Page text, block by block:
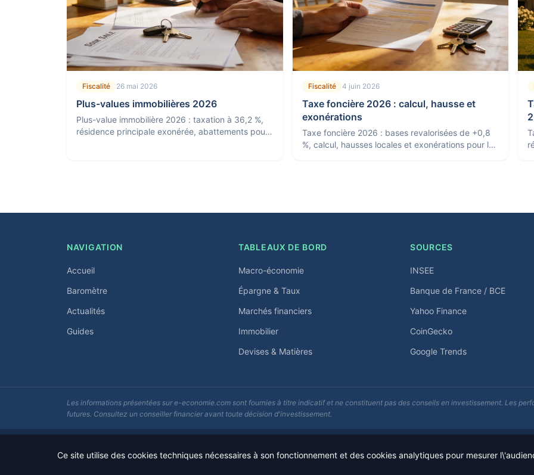
Fiscalité 26 mai 2026
Plus-values immobilières 2026
Plus-value immobilière 2026 : taxation à 36,2 %,
résidence principale exonérée, abattements pour
Fiscalité 4 juin 2026
Taxe foncière 2026 : calcul, hausse et
exonérations
Taxe foncière 2026 : bases revalorisées de +0,8
%, calcul, hausses locales et exonérations pour les
NAVIGATION
Accueil
Baromètre
Actualités
Guides
TABLEAUX DE BORD
Macro-économie
Épargne & Taux
Marchés financiers
Immobilier
Devises & Matières
SOURCES
INSEE
Banque de France / BCE
Yahoo Finance
CoinGecko
Google Trends
Les informations présentées sur e-economie.com sont fournies à titre indicatif et ne constituent pas des conseils en investissement. Les
futures. Consultez un conseiller financier avant toute décision d'investissement.
Impact-Site-Verification: c181dc67-eebf-4786-a751-e55594096f6f
Ce site utilise des cookies techniques nécessaires à son fonctionnement et des cookies analytiques pour mesurer